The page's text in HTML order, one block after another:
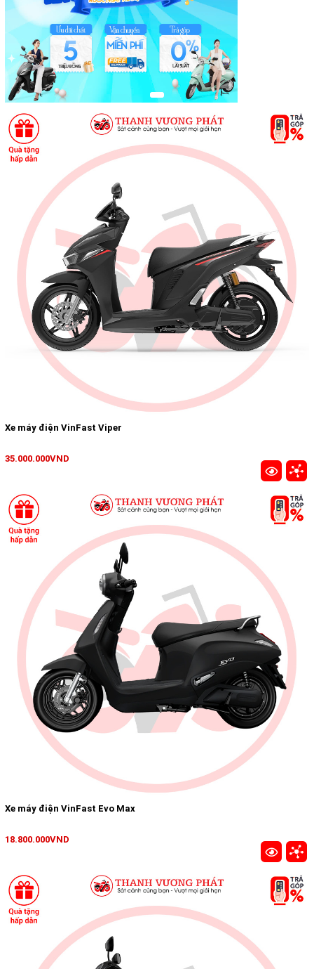
Xe máy điện VinFast Viper
35.000.000VND
Xe máy điện VinFast Evo Max
18.800.000VND